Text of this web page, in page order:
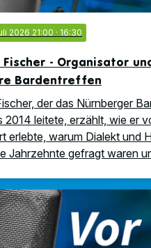
2026 21:00 · 16:30
Fischer - Organisator
Bardentreffen
der das Nürnberger
2014 leitete, erzählt, wie er
erlebte, warum Dialekt und
Jahrzehnte gefragt waren